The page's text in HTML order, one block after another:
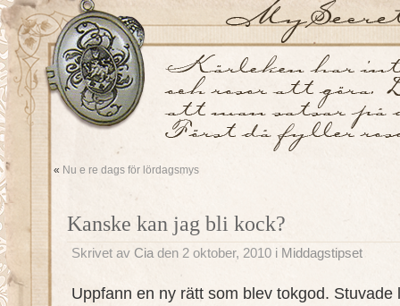
« Nu e re dags för lördagsmys
Kanske kan jag bli kock?
Skrivet av Cia den 2 oktober, 2010 i Middagstipset
Uppfann en ny rätt som blev tokgod. Stuvade